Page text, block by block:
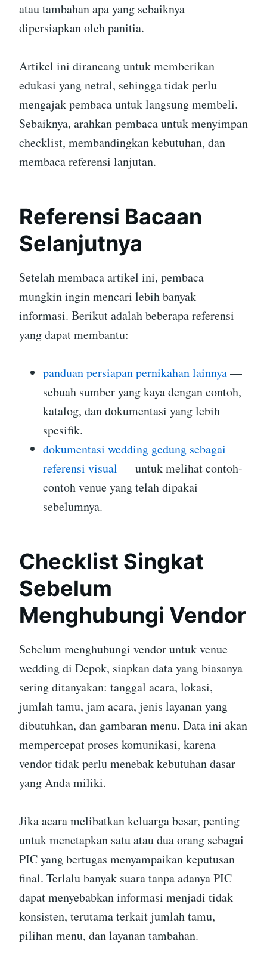
atau tambahan apa yang sebaiknya
dipersiapkan oleh panitia.
Artikel ini dirancang untuk memberikan
edukasi yang netral, sehingga tidak perlu
mengajak pembaca untuk langsung membeli.
Sebaiknya, arahkan pembaca untuk menyimpan
checklist, membandingkan kebutuhan, dan
membaca referensi lanjutan.
Referensi Bacaan
Selanjutnya
Setelah membaca artikel ini, pembaca
mungkin ingin mencari lebih banyak
informasi. Berikut adalah beberapa referensi
yang dapat membantu:
panduan persiapan pernikahan lainnya—
sebuah sumber yang kaya dengan contoh,
katalog, dan dokumentasi yang lebih
spesifik.
dokumentasi wedding gedung sebagai
referensi visual — untuk melihat contoh-
contoh venue yang telah dipakai
sebelumnya.
Checklist Singkat
Sebelum
Menghubungi Vendor
Sebelum menghubungi vendor untuk venue
wedding di Depok, siapkan data yang biasanya
sering ditanyakan: tanggal acara, lokasi,
jumlah tamu, jam acara, jenis layanan yang
dibutuhkan, dan gambaran menu. Data ini akan
mempercepat proses komunikasi, karena
vendor tidak perlu menebak kebutuhan dasar
yang Anda miliki.
Jika acara melibatkan keluarga besar, penting
untuk menetapkan satu atau dua orang sebagai
PIC yang bertugas menyampaikan keputusan
final. Terlalu banyak suara tanpa adanya PIC
dapat menyebabkan informasi menjadi tidak
konsisten, terutama terkait jumlah tamu,
pilihan menu, dan layanan tambahan.